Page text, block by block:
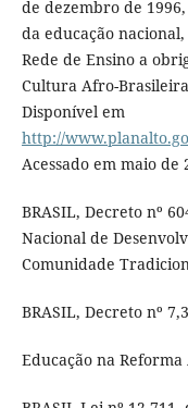
de dezembro de
da educação
Rede de Ensino a
Cultura Afro-
Disponível em
http://
Acessado em maio de
BRASIL, Decreto nº
Nacional de
Comunidade
BRASIL, Decreto nº
Educação na Reforma